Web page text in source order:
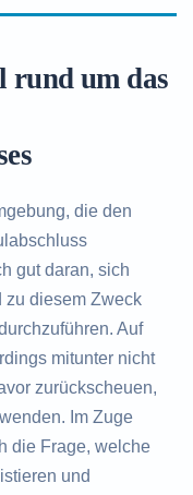
rund um das
die den
gut daran, sich
zu diesem Zweck
Auf
mitunter nicht
zurückscheuen,
Im Zuge
die Frage, welche
und